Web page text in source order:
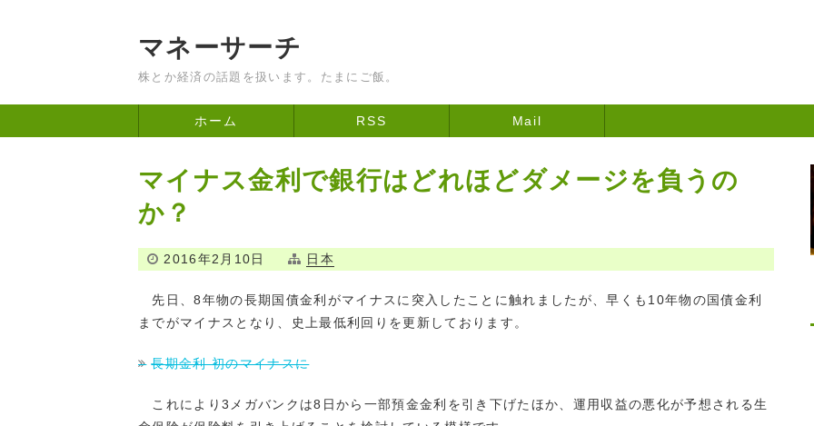
マネーサーチ
株とか経済の話題を扱います。たまにご飯。
ホーム RSS Mail
マイナス金利で銀行はどれほどダメージを負うの
か？
2016年2月10日 日本
先日、8年物の長期国債金利がマイナスに突入したことに触れましたが、早くも10年物の国債金利
までがマイナスとなり、史上最低利回りを更新しております。
長期金利 初のマイナスに
これにより3メガバンクは8日から一部預金金利を引き下げたほか、運用収益の悪化が予想される生